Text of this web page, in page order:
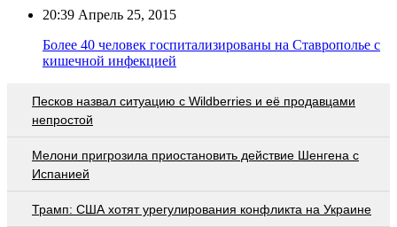
20:39 Апрель 25, 2015
Более 40 человек госпитализированы на Ставрополье с
кишечной инфекцией
Песков назвал ситуацию с Wildberries и её продавцами
непростой
Мелони пригрозила приостановить действие Шенгена с
Испанией
Трамп: США хотят урегулирования конфликта на Украине